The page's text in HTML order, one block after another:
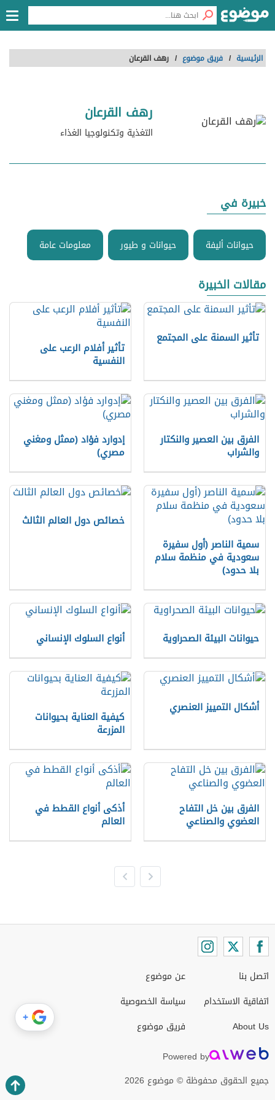
الرئيسية / فريق موضوع / رهف القرعان
رهف القرعان
التغذية وتكنولوجيا الغذاء
خبيرة في
حيوانات أليفة حيوانات و طيور معلومات عامة
مقالات الخبيرة
تأثير السمنة على المجتمع
تأثير أفلام الرعب على
النفسية
الفرق بين العصير والنكتار
والشراب
إدوارد فؤاد (ممثل ومغني
مصري)
سمية الناصر (أول سفیرة
سعودیة في منظمة سلام
بلا حدود)
خصائص دول العالم الثالث
حيوانات البيئة الصحراوية أنواع السلوك الإنساني
أشكال التمييز العنصري
كيفية العناية بحيوانات
المزرعة
الفرق بين خل التفاح
العضوي والصناعي
أذكى أنواع القطط في
العالم
اتصل بنا
اتفاقية الاستخدام
About Us
عن موضوع
سياسة الخصوصية
فريق موضوع
Powered by
جميع الحقوق محفوظة © موضوع 2026
+